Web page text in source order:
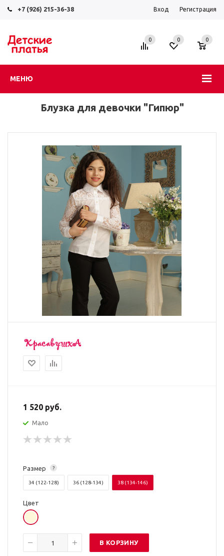
+7 (926) 215-36-38 Вход Регистрация
МЕНЮ
0 0 0
Блузка для девочки "Гипюр"
1 520 руб.
Мало
?
Размер
34 (122-128) 36 (128-134) 38 (134-146)
Цвет
В КОРЗИНУ